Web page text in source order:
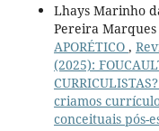
Lhays Marinho
Pereira
APORÉTICO ,
(2025):
criamos
conceituais pós-